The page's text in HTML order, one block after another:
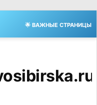
🌟 ВАЖНЫЕ СТРАНИЦЫ